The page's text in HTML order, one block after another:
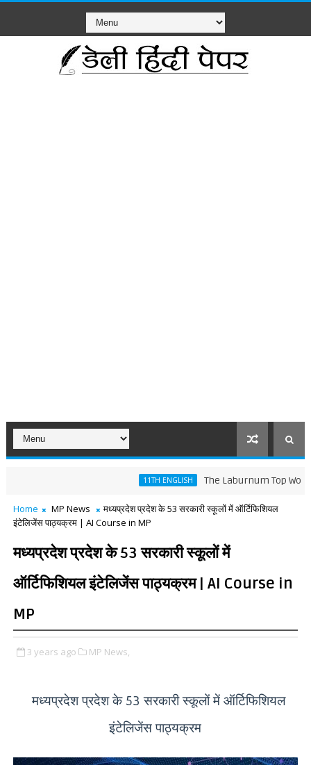
11TH ENGLISH The Laburnum Top Words
Home MP News
मध्यप्रदेश प्रदेश के 53 सरकारी स्कूलों में ऑर्टिफिशियल
इंटेलिजेंस पाठ्यक्रम | AI Course in MP
मध्यप्रदेश प्रदेश के 53 सरकारी स्कूलों में
ऑर्टिफिशियल इंटेलिजेंस पाठ्यक्रम | AI Course in
MP
3 years ago MP News,
मध्यप्रदेश प्रदेश के53 सरकारी स्कूलों में ऑर्टिफिशियल
इंटेलिजेंस पाठ्यक्रम